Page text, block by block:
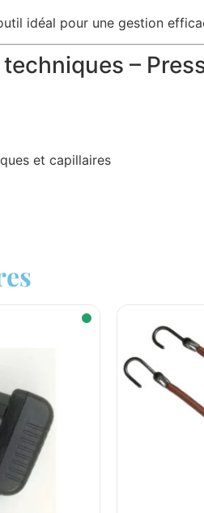
idéal pour une gestion
–
et capillaires